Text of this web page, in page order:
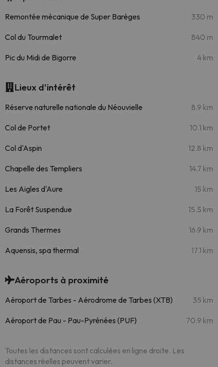
Remontée mécanique de Super Barèges 330 m
Col du Tourmalet 840 m
Pic du Midi de Bigorre 4 km
Lieux d'intérêt
Réserve naturelle nationale du Néouvielle 8.9 km
Col de Portet 10.1 km
Col d'Aspin 12.8 km
Chapelle des Templiers 14.7 km
Les Aigles d'Aure 15 km
La Forêt Suspendue 15.5 km
Grands Thermes 16.9 km
Aquensis, spa thermal 17.1 km
Aéroports à proximité
Aéroport de Tarbes - Aérodrome de Tarbes (XTB) 35 km
Aéroport de Pau - Pau-Pyrénées (PUF) 70.9 km
Toutes les distances sont calculées en ligne droite. Les
distances réelles peuvent varier.